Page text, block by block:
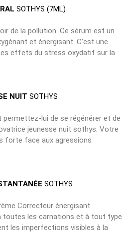
SOTHYS (7ML)
de la pollution. Ce sérum est un
et énergisant. C’est une
effets du stress oxydatif sur la
NUIT SOTHYS
lui de se régénérer et de
jeunesse nuit sothys. Votre
forte face aux agressions
SOTHYS
Correcteur énergisant
toutes les carnations et à tout type
les imperfections visibles à la